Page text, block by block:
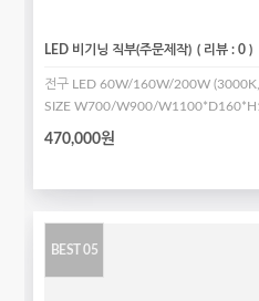
LED 비기닝 직부(주문제작) ( 리뷰 : 0 )
전구 LED 60W/160W/200W
SIZE W700/W900/
470,000원
BEST 05